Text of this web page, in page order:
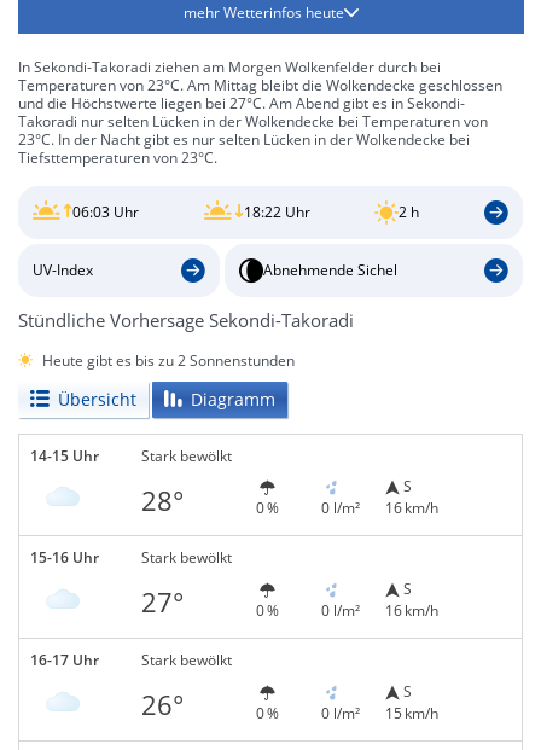
mehr Wetterinfos heute
In Sekondi-Takoradi ziehen am Morgen Wolkenfelder durch bei
Temperaturen von 23°C. Am Mittag bleibt die Wolkendecke geschlossen
und die Höchstwerte liegen bei 27°C. Am Abend gibt es in Sekondi-
Takoradi nur selten Lücken in der Wolkendecke bei Temperaturen von
23°C. In der Nacht gibt es nur selten Lücken in der Wolkendecke bei
Tiefsttemperaturen von 23°C.
06:03 Uhr 18:22 Uhr 2 h
UV-Index Abnehmende Sichel
Stündliche Vorhersage Sekondi-Takoradi
Heute gibt es bis zu 2 Sonnenstunden
Übersicht Diagramm
14-15 Uhr Stark bewölkt
28° 0 % 0 l/m²
S
16 km/h
15-16 Uhr Stark bewölkt
27° 0 % 0 l/m²
S
16 km/h
16-17 Uhr Stark bewölkt
26° 0 % 0 l/m²
S
15 km/h